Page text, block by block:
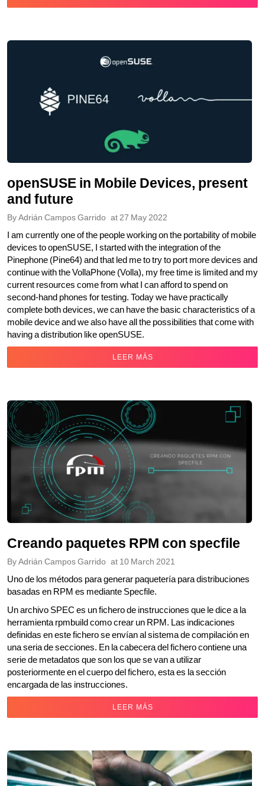
openSUSE in Mobile Devices, present
and future
ByAdrián Campos Garrido at27 May 2022
I am currently one of the people working on the portability of mobile
devices to openSUSE, I started with the integration of the
Pinephone (Pine64) and that led me to try to port more devices and
continue with the VollaPhone (Volla), my free time is limited and my
current resources come from what I can afford to spend on
second-hand phones for testing. Today we have practically
complete both devices, we can have the basic characteristics of a
mobile device and we also have all the possibilities that come with
having a distribution like openSUSE.
LEER MÁS
Creando paquetes RPM con specfile
ByAdrián Campos Garrido at10 March 2021
Uno de los métodos para generar paquetería para distribuciones
basadas en RPM es mediante Specfile.
Un archivo SPEC es un fichero de instrucciones que le dice a la
herramienta rpmbuild como crear un RPM. Las indicaciones
definidas en este fichero se envían al sistema de compilación en
una seria de secciones. En la cabecera del fichero contiene una
serie de metadatos que son los que se van a utilizar
posteriormente en el cuerpo del fichero, esta es la sección
encargada de las instrucciones.
LEER MÁS